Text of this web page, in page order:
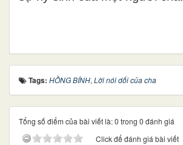
Tags: HỒNG BÍNH, Lời nói dối của cha
Tổng số điểm của bài viết là: 0 trong 0 đánh giá
Click để đánh giá bài viết